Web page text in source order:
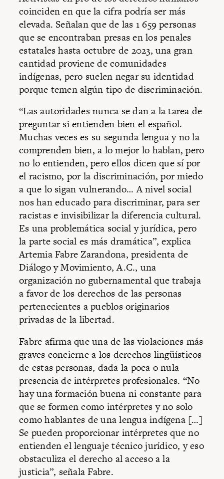
coinciden en que la cifra podría ser más
elevada. Señalan que de las 1 659 personas
que se encontraban presas en los penales
estatales hasta octubre de 2023, una gran
cantidad proviene de comunidades
indígenas, pero suelen negar su identidad
porque temen algún tipo de discriminación.
“Las autoridades nunca se dan a la tarea de
preguntar si entienden bien el español.
Muchas veces es su segunda lengua y no la
comprenden bien, a lo mejor lo hablan, pero
no lo entienden, pero ellos dicen que sí por
el racismo, por la discriminación, por miedo
a que lo sigan vulnerando… A nivel social
nos han educado para discriminar, para ser
racistas e invisibilizar la diferencia cultural.
Es una problemática social y jurídica, pero
la parte social es más dramática”, explica
Artemia Fabre Zarandona, presidenta de
Diálogo y Movimiento, A.C., una
organización no gubernamental que trabaja
a favor de los derechos de las personas
pertenecientes a pueblos originarios
privadas de la libertad.
Fabre afirma que una de las violaciones más
graves concierne a los derechos lingüísticos
de estas personas, dada la poca o nula
presencia de intérpretes profesionales. “No
hay una formación buena ni constante para
que se formen como intérpretes y no solo
como hablantes de una lengua indígena […]
Se pueden proporcionar intérpretes que no
entienden el lenguaje técnico jurídico, y eso
obstaculiza el derecho al acceso a la
justicia”, señala Fabre.